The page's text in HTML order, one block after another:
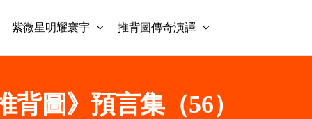
紫微星明耀寰宇 推背圖傳奇演譯
圖》預言集（56）